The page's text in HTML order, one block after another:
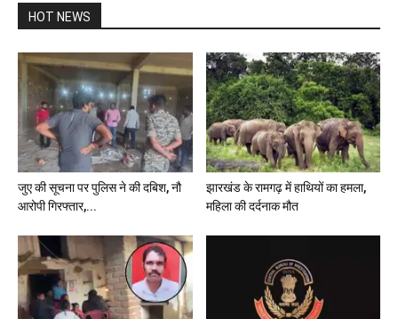
HOT NEWS
जुए की सूचना पर पुलिस ने की दबिश, नौ
आरोपी गिरफ्तार,...
झारखंड के रामगढ़ में हाथियों का हमला,
महिला की दर्दनाक मौत